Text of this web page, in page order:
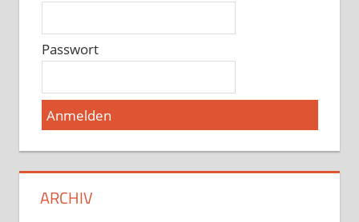
Passwort
ARCHIV